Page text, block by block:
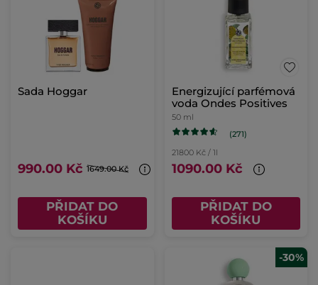
Sada Hoggar
990.00 Kč 1649.00 Kč
PŘIDAT DO
KOŠÍKU
Energizující parfémová
voda Ondes Positives
50 ml
(271)
21800 Kč / 1l
1090.00 Kč
PŘIDAT DO
KOŠÍKU
-30%